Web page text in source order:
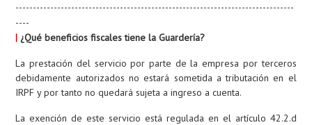
--------------------------------------------------------------------------------
----
| ¿Qué beneficios fiscales tiene la Guardería?
La prestación del servicio por parte de la empresa por terceros
debidamente autorizados no estará sometida a tributación en el
IRPF y por tanto no quedará sujeta a ingreso a cuenta.
La exención de este servicio está regulada en el artículo 42.2.d